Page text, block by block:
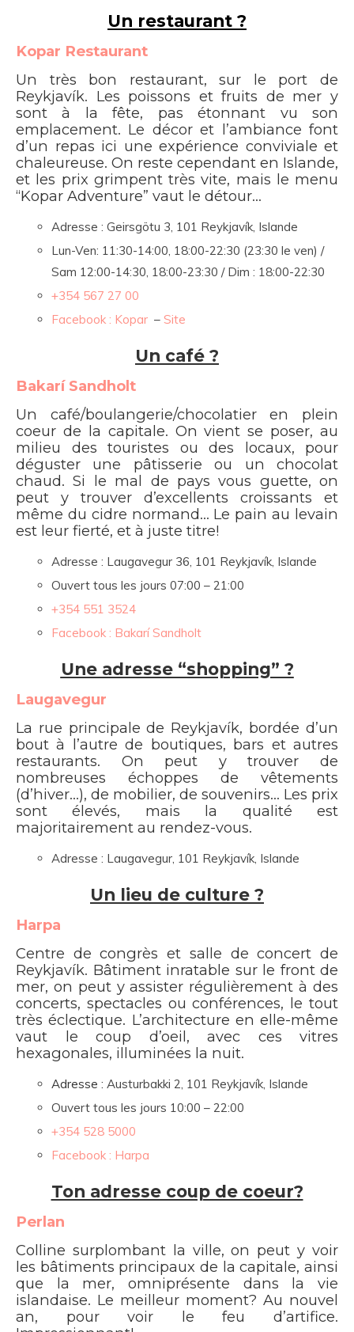
Un restaurant ?
Kopar Restaurant
Un très bon restaurant, sur le port de
Reykjavík. Les poissons et fruits de mer y
sont à la fête, pas étonnant vu son
emplacement. Le décor et l’ambiance font
d’un repas ici une expérience conviviale et
chaleureuse. On reste cependant en Islande,
et les prix grimpent très vite, mais le menu
“Kopar Adventure” vaut le détour…
Adresse : Geirsgötu 3, 101 Reykjavík, Islande
Lun-Ven: 11:30-14:00, 18:00-22:30 (23:30 le ven) /
Sam 12:00-14:30, 18:00-23:30 / Dim : 18:00-22:30
+354 567 27 00
Facebook : Kopar – Site
Un café ?
Bakarí Sandholt
Un café/boulangerie/chocolatier en plein
coeur de la capitale. On vient se poser, au
milieu des touristes ou des locaux, pour
déguster une pâtisserie ou un chocolat
chaud. Si le mal de pays vous guette, on
peut y trouver d’excellents croissants et
même du cidre normand… Le pain au levain
est leur fierté, et à juste titre!
Adresse : Laugavegur 36, 101 Reykjavík, Islande
Ouvert tous les jours 07:00 – 21:00
+354 551 3524
Facebook : Bakarí Sandholt
Une adresse “shopping” ?
Laugavegur
La rue principale de Reykjavík, bordée d’un
bout à l’autre de boutiques, bars et autres
restaurants. On peut y trouver de
nombreuses échoppes de vêtements
(d’hiver…), de mobilier, de souvenirs… Les prix
sont élevés, mais la qualité est
majoritairement au rendez-vous.
Adresse : Laugavegur, 101 Reykjavík, Islande
Un lieu de culture ?
Harpa
Centre de congrès et salle de concert de
Reykjavík. Bâtiment inratable sur le front de
mer, on peut y assister régulièrement à des
concerts, spectacles ou conférences, le tout
très éclectique. L’architecture en elle-même
vaut le coup d’oeil, avec ces vitres
hexagonales, illuminées la nuit.
Adresse : Austurbakki 2, 101 Reykjavík, Islande
Ouvert tous les jours 10:00 – 22:00
+354 528 5000
Facebook : Harpa
Ton adresse coup de coeur?
Perlan
Colline surplombant la ville, on peut y voir
les bâtiments principaux de la capitale, ainsi
que la mer, omniprésente dans la vie
islandaise. Le meilleur moment? Au nouvel
an, pour voir le feu d’artifice.